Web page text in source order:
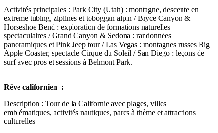
Activités principales : Park City (Utah) : montagne, descente en
extreme tubing, ziplines et toboggan alpin / Bryce Canyon &
Horseshoe Bend : exploration de formations naturelles
spectaculaires / Grand Canyon & Sedona : randonnées
panoramiques et Pink Jeep tour / Las Vegas : montagnes russes Big
Apple Coaster, spectacle Cirque du Soleil / San Diego : leçons de
surf avec pros et sessions à Belmont Park.
Rêve californien :
Description : Tour de la Californie avec plages, villes
emblématiques, activités nautiques, parcs à thème et attractions
culturelles.